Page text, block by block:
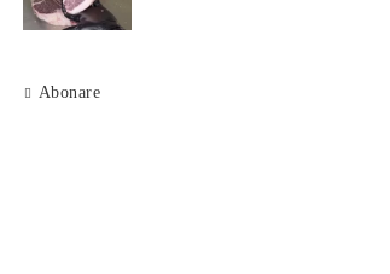
Abonare